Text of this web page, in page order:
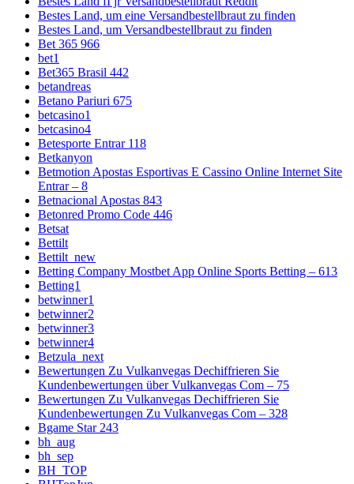
Bestes Land, um eine Versandbestellbraut zu finden
Bestes Land, um Versandbestellbraut zu finden
Bet 365 966
bet1
Bet365 Brasil 442
betandreas
Betano Pariuri 675
betcasino1
betcasino4
Betesporte Entrar 118
Betkanyon
Betmotion Apostas Esportivas E Cassino Online Internet Site
Entrar – 8
Betnacional Apostas 843
Betonred Promo Code 446
Betsat
Bettilt
Bettilt_new
Betting Company Mostbet App Online Sports Betting – 613
Betting1
betwinner1
betwinner2
betwinner3
betwinner4
Betzula_next
Bewertungen Zu Vulkanvegas Dechiffrieren Sie
Kundenbewertungen über Vulkanvegas Com – 75
Bewertungen Zu Vulkanvegas Dechiffrieren Sie
Kundenbewertungen Zu Vulkanvegas Com – 328
Bgame Star 243
bh_aug
bh_sep
BH_TOP